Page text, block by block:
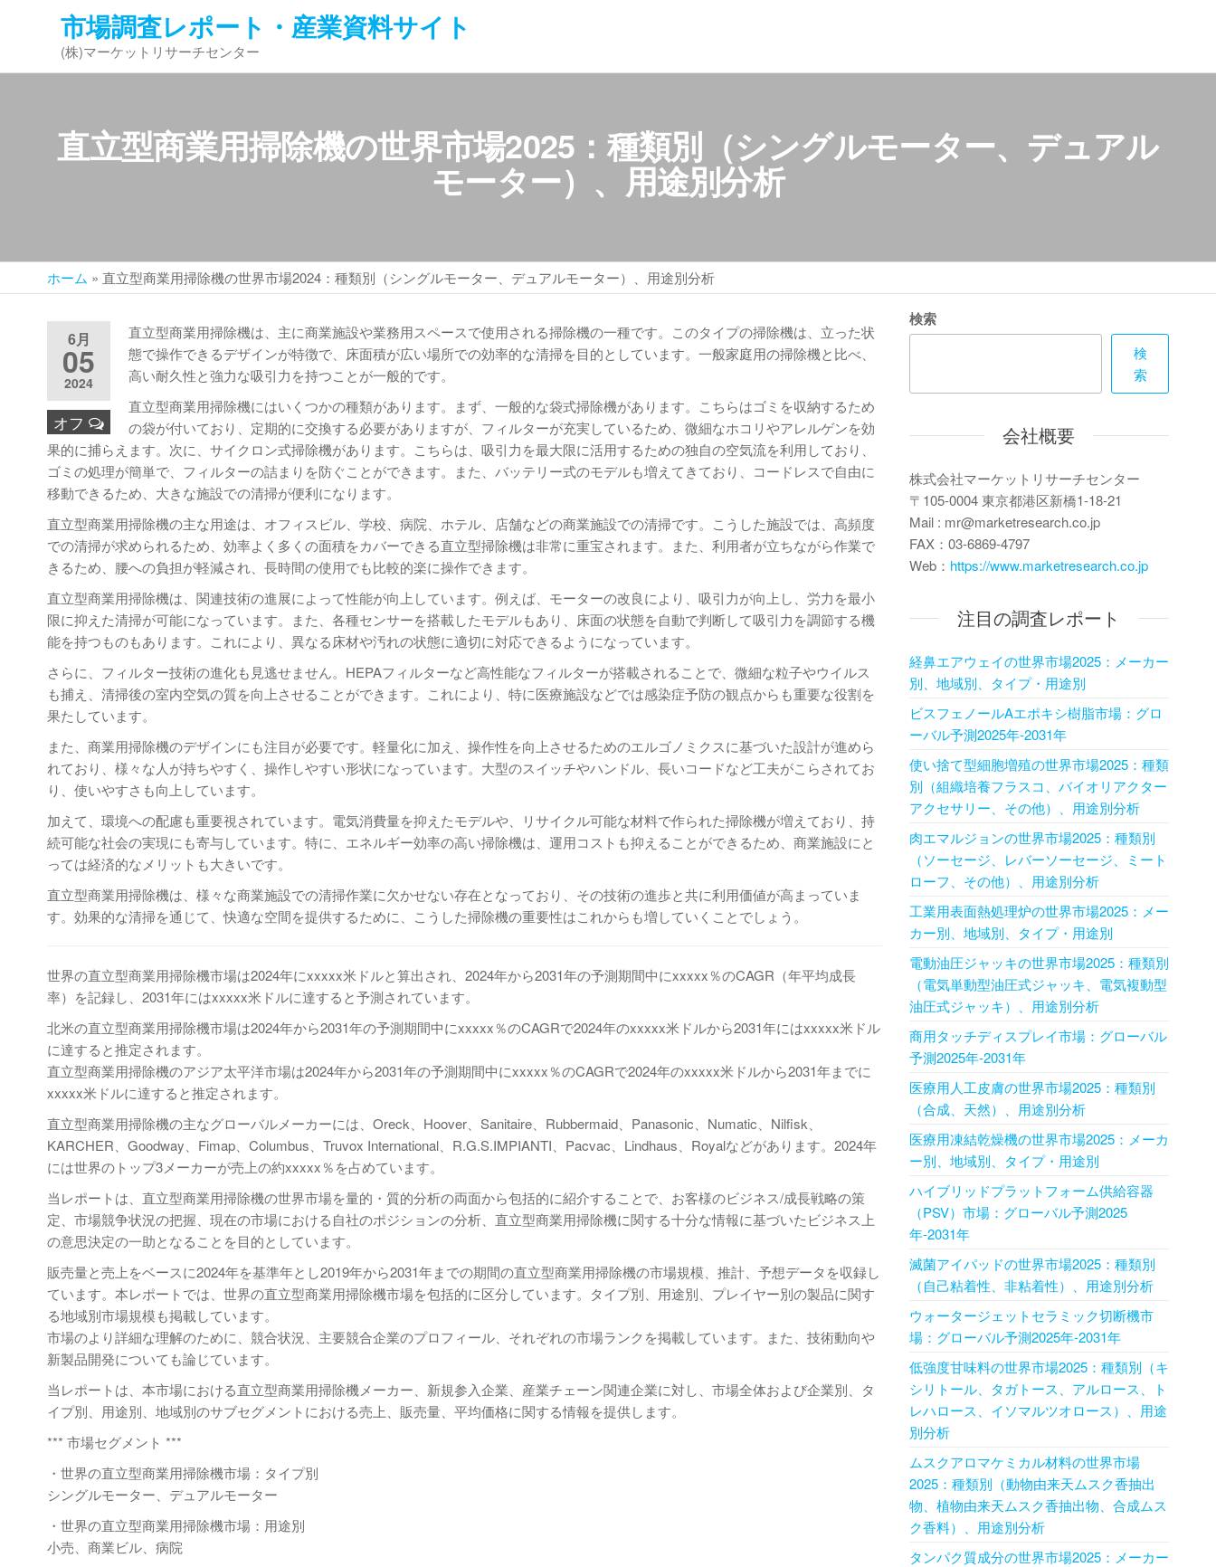
ン
市場調査レポート・産業資料サイト
(株)マーケットリサーチセンター
直立型商業用掃除機の世界市場2025：種類別（シングルモーター、デュアル
モーター）、用途別分析
ホーム » 直立型商業用掃除機の世界市場2024：種類別（シングルモーター、デュアルモーター）、用途別分析
6月
05
2024
オフ
直立型商業用掃除機は、主に商業施設や業務用スペースで使用される掃除機の一種です。このタイプの掃除機は、立った状
態で操作できるデザインが特徴で、床面積が広い場所での効率的な清掃を目的としています。一般家庭用の掃除機と比べ、
高い耐久性と強力な吸引力を持つことが一般的です。
直立型商業用掃除機にはいくつかの種類があります。まず、一般的な袋式掃除機があります。こちらはゴミを収納するため
の袋が付いており、定期的に交換する必要がありますが、フィルターが充実しているため、微細なホコリやアレルゲンを効
果的に捕らえます。次に、サイクロン式掃除機があります。こちらは、吸引力を最大限に活用するための独自の空気流を利用しており、
ゴミの処理が簡単で、フィルターの詰まりを防ぐことができます。また、バッテリー式のモデルも増えてきており、コードレスで自由に
移動できるため、大きな施設での清掃が便利になります。
直立型商業用掃除機の主な用途は、オフィスビル、学校、病院、ホテル、店舗などの商業施設での清掃です。こうした施設では、高頻度
での清掃が求められるため、効率よく多くの面積をカバーできる直立型掃除機は非常に重宝されます。また、利用者が立ちながら作業で
きるため、腰への負担が軽減され、長時間の使用でも比較的楽に操作できます。
直立型商業用掃除機は、関連技術の進展によって性能が向上しています。例えば、モーターの改良により、吸引力が向上し、労力を最小
限に抑えた清掃が可能になっています。また、各種センサーを搭載したモデルもあり、床面の状態を自動で判断して吸引力を調節する機
能を持つものもあります。これにより、異なる床材や汚れの状態に適切に対応できるようになっています。
さらに、フィルター技術の進化も見逃せません。HEPAフィルターなど高性能なフィルターが搭載されることで、微細な粒子やウイルス
も捕え、清掃後の室内空気の質を向上させることができます。これにより、特に医療施設などでは感染症予防の観点からも重要な役割を
果たしています。
また、商業用掃除機のデザインにも注目が必要です。軽量化に加え、操作性を向上させるためのエルゴノミクスに基づいた設計が進めら
れており、様々な人が持ちやすく、操作しやすい形状になっています。大型のスイッチやハンドル、長いコードなど工夫がこらされてお
り、使いやすさも向上しています。
加えて、環境への配慮も重要視されています。電気消費量を抑えたモデルや、リサイクル可能な材料で作られた掃除機が増えており、持
続可能な社会の実現にも寄与しています。特に、エネルギー効率の高い掃除機は、運用コストも抑えることができるため、商業施設にと
っては経済的なメリットも大きいです。
直立型商業用掃除機は、様々な商業施設での清掃作業に欠かせない存在となっており、その技術の進歩と共に利用価値が高まっていま
す。効果的な清掃を通じて、快適な空間を提供するために、こうした掃除機の重要性はこれからも増していくことでしょう。
世界の直立型商業用掃除機市場は2024年にxxxxx米ドルと算出され、2024年から2031年の予測期間中にxxxxx％のCAGR（年平均成長
率）を記録し、2031年にはxxxxx米ドルに達すると予測されています。
北米の直立型商業用掃除機市場は2024年から2031年の予測期間中にxxxxx％のCAGRで2024年のxxxxx米ドルから2031年にはxxxxx米ドル
に達すると推定されます。
直立型商業用掃除機のアジア太平洋市場は2024年から2031年の予測期間中にxxxxx％のCAGRで2024年のxxxxx米ドルから2031年までに
xxxxx米ドルに達すると推定されます。
直立型商業用掃除機の主なグローバルメーカーには、Oreck、Hoover、Sanitaire、Rubbermaid、Panasonic、Numatic、Nilfisk、
KARCHER、Goodway、Fimap、Columbus、Truvox International、R.G.S.IMPIANTI、Pacvac、Lindhaus、Royalなどがあります。2024年
には世界のトップ3メーカーが売上の約xxxxx％を占めています。
当レポートは、直立型商業用掃除機の世界市場を量的・質的分析の両面から包括的に紹介することで、お客様のビジネス/成長戦略の策
定、市場競争状況の把握、現在の市場における自社のポジションの分析、直立型商業用掃除機に関する十分な情報に基づいたビジネス上
の意思決定の一助となることを目的としています。
販売量と売上をベースに2024年を基準年とし2019年から2031年までの期間の直立型商業用掃除機の市場規模、推計、予想データを収録し
ています。本レポートでは、世界の直立型商業用掃除機市場を包括的に区分しています。タイプ別、用途別、プレイヤー別の製品に関す
る地域別市場規模も掲載しています。
市場のより詳細な理解のために、競合状況、主要競合企業のプロフィール、それぞれの市場ランクを掲載しています。また、技術動向や
新製品開発についても論じています。
当レポートは、本市場における直立型商業用掃除機メーカー、新規参入企業、産業チェーン関連企業に対し、市場全体および企業別、タ
イプ別、用途別、地域別のサブセグメントにおける売上、販売量、平均価格に関する情報を提供します。
*** 市場セグメント ***
・世界の直立型商業用掃除機市場：タイプ別
シングルモーター、デュアルモーター
・世界の直立型商業用掃除機市場：用途別
小売、商業ビル、病院
検索
検
索
会社概要
株式会社マーケットリサーチセンター
〒105-0004 東京都港区新橋1-18-21
Mail : mr@marketresearch.co.jp
FAX：03-6869-4797
Web： https://www.marketresearch.co.jp
注目の調査レポート
経鼻エアウェイの世界市場2025：メーカー
別、地域別、タイプ・用途別
ビスフェノールAエポキシ樹脂市場：グロ
ーバル予測2025年-2031年
使い捨て型細胞増殖の世界市場2025：種類
別（組織培養フラスコ、バイオリアクター
アクセサリー、その他）、用途別分析
肉​エマルジョンの世界市場2025：種類別
（ソーセージ、レバーソーセージ、ミート
ローフ、その他）、用途別分析
工業用表面熱処理炉の世界市場2025：メー
カー別、地域別、タイプ・用途別
電動油圧ジャッキの世界市場2025：種類別
（電気単動型油圧式ジャッキ、電気複動型
油圧式ジャッキ）、用途別分析
商用タッチディスプレイ市場：グローバル
予測2025年-2031年
医療用人工皮膚の世界市場2025：種類別
（合成、天然）、用途別分析
医療用凍結乾燥機の世界市場2025：メーカ
ー別、地域別、タイプ・用途別
ハイブリッドプラットフォーム供給容器
（PSV）市場：グローバル予測2025
年-2031年
滅菌アイパッドの世界市場2025：種類別
（自己粘着性、非粘着性）、用途別分析
ウォータージェットセラミック切断機市
場：グローバル予測2025年-2031年
低強度甘味料の世界市場2025：種類別（キ
シリトール、タガトース、アルロース、ト
レハロース、イソマルツオロース）、用途
別分析
ムスクアロマケミカル材料の世界市場
2025：種類別（動物由来天ムスク香抽出
物、植物由来天ムスク香抽出物、合成ムス
ク香料）、用途別分析
タンパク質成分の世界市場2025：メーカー